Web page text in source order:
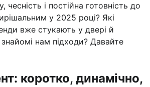
чесність і постійна готовність до
у 2025 році? Які
вже стукають у двері й
знайомі нам підходи? Давайте
коротко, динамічно,